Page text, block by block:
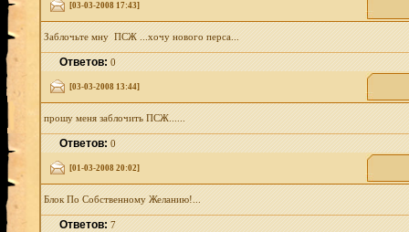
[03-03-2008 17:43]
Заблочьте мну ПСЖ ...хочу нового перса...
Ответов:0
[03-03-2008 13:44]
прошу меня заблочить ПСЖ......
Ответов:0
[01-03-2008 20:02]
Блок По Собственному Желанию!...
Ответов:7